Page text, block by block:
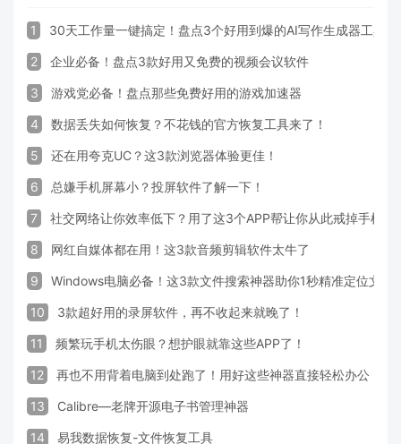
1 30天工作量一键搞定！盘点3个好用到爆的AI写作生成器工具
2 企业必备！盘点3款好用又免费的视频会议软件
3 游戏党必备！盘点那些免费好用的游戏加速器
4 数据丢失如何恢复？不花钱的官方恢复工具来了！
5 还在用夸克UC？这3款浏览器体验更佳！
6 总嫌手机屏幕小？投屏软件了解一下！
7 社交网络让你效率低下？用了这3个APP帮让你从此戒掉手机！
8 网红自媒体都在用！这3款音频剪辑软件太牛了
9 Windows电脑必备！这3款文件搜索神器助你1秒精准定位文件
10 3款超好用的录屏软件，再不收起来就晚了！
11 频繁玩手机太伤眼？想护眼就靠这些APP了！
12 再也不用背着电脑到处跑了！用好这些神器直接轻松办公
13 Calibre—老牌开源电子书管理神器
14 易我数据恢复-文件恢复工具